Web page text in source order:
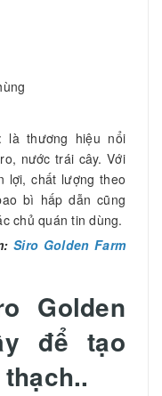
là thương hiệu nổi
nước trái cây. Với
lợi, chất lượng theo
bì hấp dẫn cũng
chủ quán tin dùng.
Siro Golden Farm
Golden
để tạo